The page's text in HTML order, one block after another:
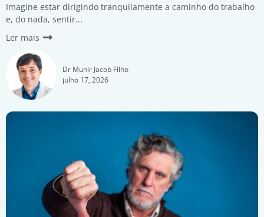
Imagine estar dirigindo tranquilamente a caminho do trabalho
e, do nada, sentir...
Ler mais
Dr Munir Jacob Filho
julho 17, 2026